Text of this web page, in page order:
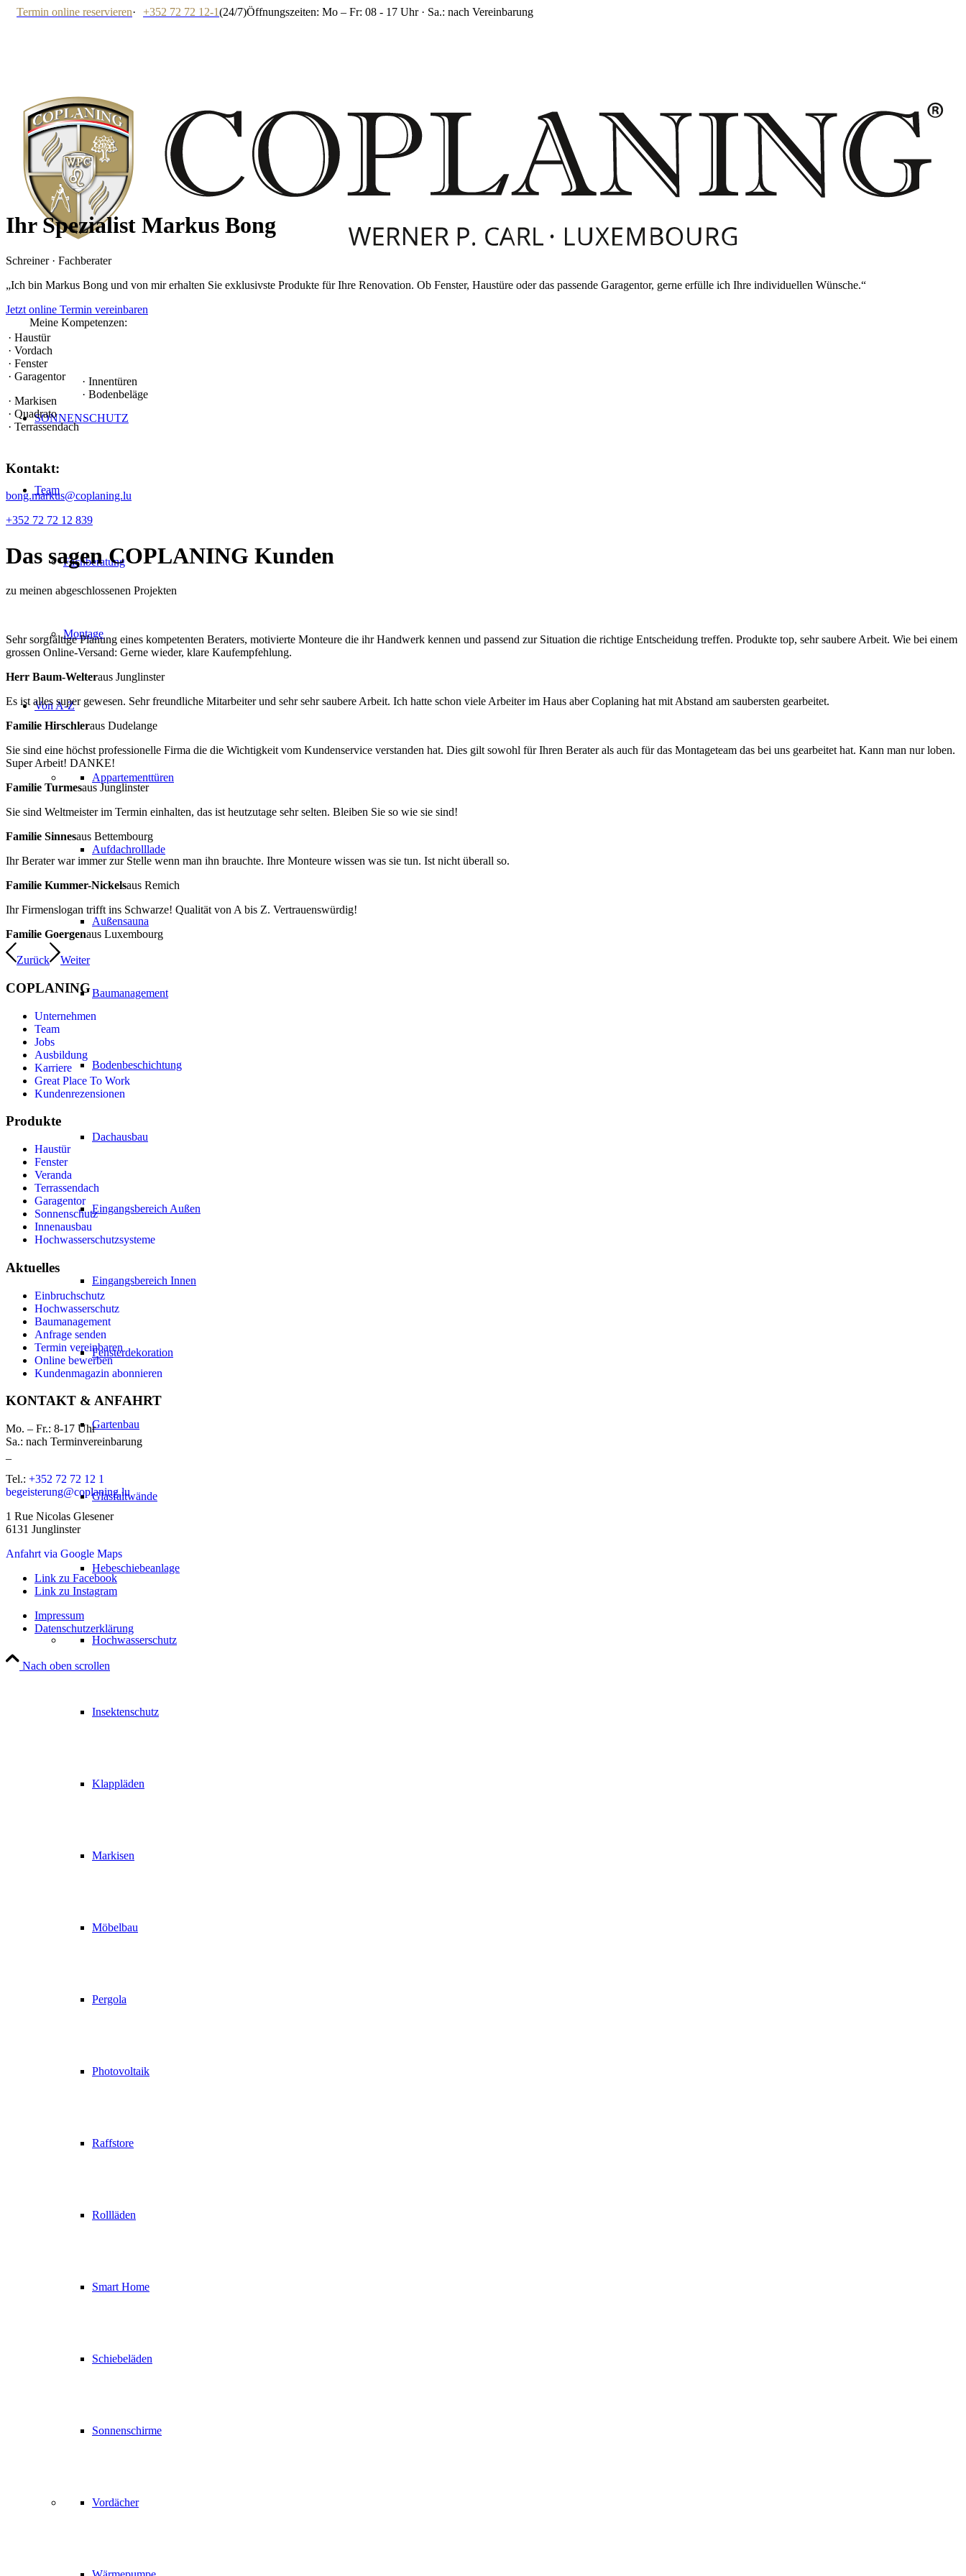
Termin online reservieren· +352 72 72 12-1(24/7)Öffnungszeiten: Mo – Fr: 08 - 17 Uhr · Sa.: nach Vereinbarung
SONNENSCHUTZ
Team
Fachberatung
Montage
Von A-Z
Appartementtüren
Aufdachrolllade
Außensauna
Baumanagement
Bodenbeschichtung
Dachausbau
Eingangsbereich Außen
Eingangsbereich Innen
Fensterdekoration
Gartenbau
Glasfaltwände
Hebeschiebeanlage
Hochwasserschutz
Insektenschutz
Klappläden
Markisen
Möbelbau
Pergola
Photovoltaik
Raffstore
Rollläden
Smart Home
Schiebeläden
Sonnenschirme
Vordächer
Ihr Spezialist Markus Bong
Schreiner · Fachberater
„Ich bin Markus Bong und von mir erhalten Sie exklusivste Produkte für Ihre Renovation. Ob Fenster, Haustüre oder das passende Garagentor, gerne erfülle ich Ihre individuellen Wünsche.“
Jetzt online Termin vereinbaren
Meine Kompetenzen:
· Haustür
· Vordach
· Fenster
· Garagentor
· Markisen
· Quadrato
· Terrassendach
· Innentüren
· Bodenbeläge
Kontakt:
bong.markus@coplaning.lu
+352 72 72 12 839
Das sagenCOPLANING Kunden
zu meinen abgeschlossenen Projekten
Sehr sorgfältige Planung eines kompetenten Beraters, motivierte Monteure die ihr Handwerk kennen und passend zur Situation die richtige Entscheidung treffen. Produkte top, sehr saubere Arbeit. Wie bei einem
grossen Online-Versand: Gerne wieder, klare Kaufempfehlung.
Herr Baum-Welteraus Junglinster
Es ist alles super gewesen. Sehr freundliche Mitarbeiter und sehr sehr saubere Arbeit. Ich hatte schon viele Arbeiter im Haus aber Coplaning hat mit Abstand am saubersten gearbeitet.
Familie Hirschleraus Dudelange
Sie sind eine höchst professionelle Firma die die Wichtigkeit vom Kundenservice verstanden hat. Dies gilt sowohl für Ihren Berater als auch für das Montageteam das bei uns gearbeitet hat. Kann man nur loben.
Super Arbeit! DANKE!
Familie Turmesaus Junglinster
Sie sind Weltmeister im Termin einhalten, das ist heutzutage sehr selten. Bleiben Sie so wie sie sind!
Familie Sinnesaus Bettembourg
Ihr Berater war immer zur Stelle wenn man ihn brauchte. Ihre Monteure wissen was sie tun. Ist nicht überall so.
Familie Kummer-Nickelsaus Remich
Ihr Firmenslogan trifft ins Schwarze! Qualität von A bis Z. Vertrauenswürdig!
Familie Goergenaus Luxembourg
Zurück Weiter
COPLANING
Unternehmen
Team
Jobs
Ausbildung
Karriere
Great Place To Work
Kundenrezensionen
Produkte
Haustür
Fenster
Veranda
Terrassendach
Garagentor
Sonnenschutz
Innenausbau
Hochwasserschutzsysteme
Aktuelles
Einbruchschutz
Hochwasserschutz
Baumanagement
Anfrage senden
Termin vereinbaren
Online bewerben
Kundenmagazin abonnieren
KONTAKT & ANFAHRT
Mo. – Fr.: 8-17 Uhr
Sa.: nach Terminvereinbarung
Tel.: +352 72 72 12 1
begeisterung@coplaning.lu
1 Rue Nicolas Glesener
6131 Junglinster
Anfahrt via Google Maps
Link zu Facebook
Link zu Instagram
Impressum
Datenschutzerklärung
Nach oben scrollen